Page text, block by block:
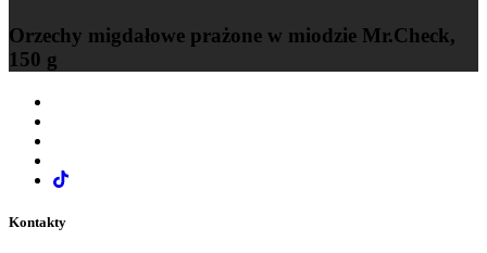
Orzechy migdałowe prażone w miodzie Mr.Check,
150 g
Kontakty